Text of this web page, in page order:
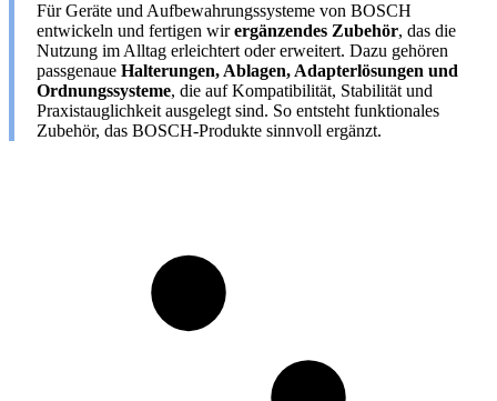
Für Geräte und Aufbewahrungssysteme von BOSCH
entwickeln und fertigen wirergänzendes Zubehör, das die
Nutzung im Alltag erleichtert oder erweitert. Dazu gehören
passgenaue Halterungen, Ablagen, Adapterlösungen und
Ordnungssysteme, die auf Kompatibilität, Stabilität und
Praxistauglichkeit ausgelegt sind. So entsteht funktionales
Zubehör, das BOSCH-Produkte sinnvoll ergänzt.